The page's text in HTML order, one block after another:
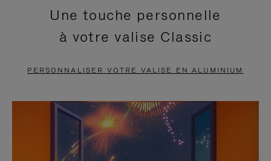
EN
PAUSE,
APPUYEZ
POUR
METTRE
VIDÉO
EST
DÉSACTIVÉ.
CLIQUER
POUR
RÉACTIVER
Une touche personnelle
à votre valise Classic
PERSONNALISER VOTRE VALISE EN ALUMINIUM